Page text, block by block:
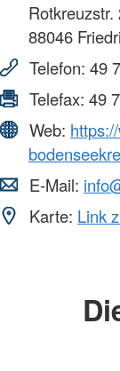
Rotkreuzstr.
88046
Telefon: 49
Telefax: 49
Web:
E-Mail:
Karte: Link